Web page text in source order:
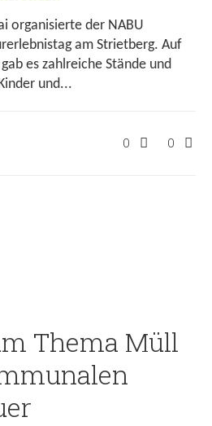
organisierte der NABU
am Strietberg. Auf
es zahlreiche Stände und
und...
0 0
Thema Müll